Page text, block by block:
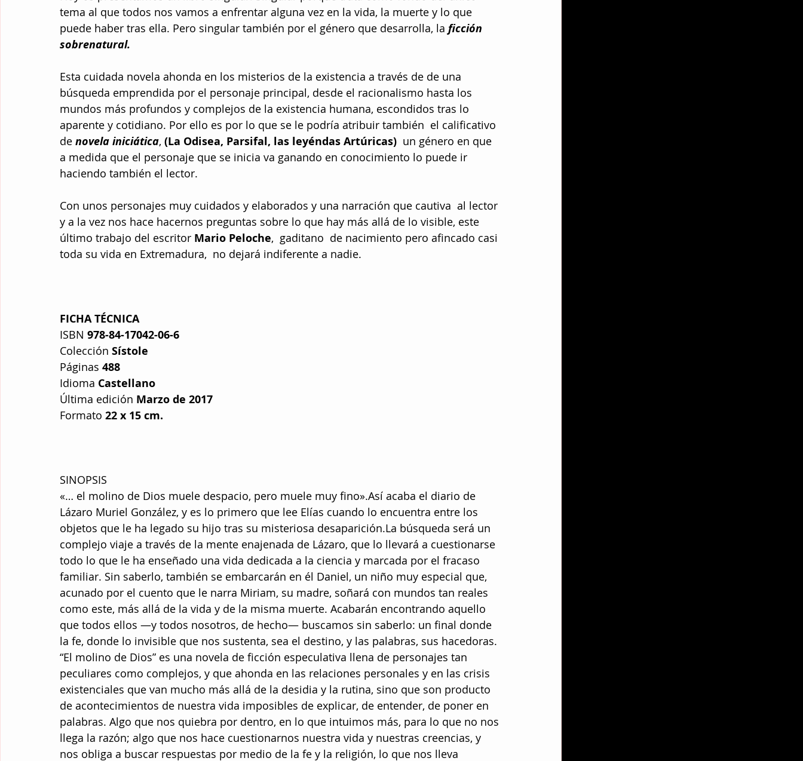
tema al que todos nos vamos a enfrentar alguna vez en la vida, la muerte y lo que
puede haber tras ella. Pero singular también por el género que desarrolla, la ficción
sobrenatural.
Esta cuidada novela ahonda en los misterios de la existencia a través de de una
búsqueda emprendida por el personaje principal, desde el racionalismo hasta los
mundos más profundos y complejos de la existencia humana, escondidos tras lo
aparente y cotidiano. Por ello es por lo que se le podría atribuir también  el calificativo
de novela iniciática, (La Odisea, Parsifal, las leyéndas Artúricas)
  un género en que
a medida que el personaje que se inicia va ganando en conocimiento lo puede ir
haciendo también el lector.
Con unos personajes muy cuidados y elaborados y una narración que cautiva  al lector
y a la vez nos hace hacernos preguntas sobre lo que hay más allá de lo visible, este
último trabajo del escritor Mario Peloche,  gaditano  de nacimiento pero afincado casi
toda su vida en Extremadura,  no dejará indiferente a nadie.
FICHA TÉCNICA
ISBN 978-84-17042-06-6
Colección Sístole
Páginas 488
Idioma Castellano
Última edición Marzo de 2017
Formato 22 x 15 cm.
SINOPSIS
«… el molino de Dios muele despacio, pero muele muy fino».Así acaba el diario de
Lázaro Muriel González, y es lo primero que lee Elías cuando lo encuentra entre los
objetos que le ha legado su hijo tras su misteriosa desaparición.La búsqueda será un
complejo viaje a través de la mente enajenada de Lázaro, que lo llevará a cuestionarse
todo lo que le ha enseñado una vida dedicada a la ciencia y marcada por el fracaso
familiar. Sin saberlo, también se embarcarán en él Daniel, un niño muy especial que,
acunado por el cuento que le narra Miriam, su madre, soñará con mundos tan reales
como este, más allá de la vida y de la misma muerte. Acabarán encontrando aquello
que todos ellos —y todos nosotros, de hecho— buscamos sin saberlo: un final donde
la fe, donde lo invisible que nos sustenta, sea el destino, y las palabras, sus hacedoras.
“El molino de Dios” es una novela de ficción especulativa llena de personajes tan
peculiares como complejos, y que ahonda en las relaciones personales y en las crisis
existenciales que van mucho más allá de la desidia y la rutina, sino que son producto
de acontecimientos de nuestra vida imposibles de explicar, de entender, de poner en
palabras. Algo que nos quiebra por dentro, en lo que intuimos más, para lo que no nos
llega la razón; algo que nos hace cuestionarnos nuestra vida y nuestras creencias, y
nos obliga a buscar respuestas por medio de la fe y la religión, lo que nos lleva